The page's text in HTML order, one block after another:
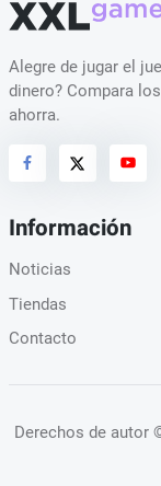
Alegre de jugar el
dinero? Compara
ahorra.
Información
Noticias
Tiendas
Contacto
Derechos de autor